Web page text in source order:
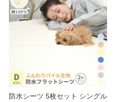
防水シーツ 5枚セット シングル